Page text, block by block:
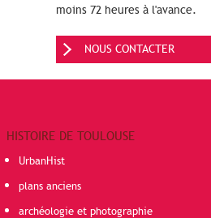
moins 72 heures à l'avance.
NOUS CONTACTER
HISTOIRE DE TOULOUSE
UrbanHist
plans anciens
archéologie et photographie